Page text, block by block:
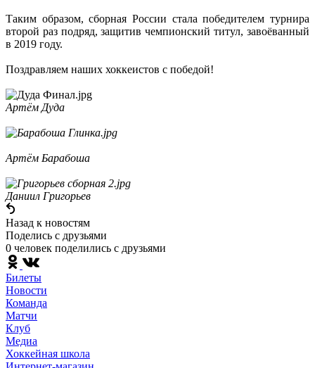
Таким образом, сборная России стала победителем турнира
второй раз подряд, защитив чемпионский титул, завоёванный
в 2019 году.
Поздравляем наших хоккеистов с победой!
Артём Дуда
Артём Барабоша
Даниил Григорьев
Назад к новостям
Поделись c друзьями
0 человек поделились c друзьями
Билеты
Новости
Команда
Матчи
Клуб
Медиа
Хоккейная школа